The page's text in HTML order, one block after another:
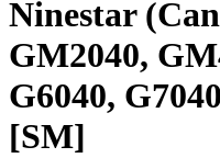
Ninestar
GM2040,
G6040,
[SM]